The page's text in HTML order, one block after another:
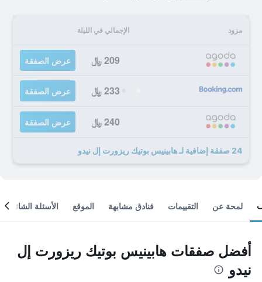
مزود الإجمالي في الليلة
209 ﷼ عرض الصفقة
233 ﷼ عرض الصفقة
240 ﷼ عرض الصفقة
24 صفقة إضافية لـ هابينيس بوتيك ريزورت إل نيدو
لمحة عن التقييمات فنادق مشابهة الموقع الأسئلة الشائعة
أفضل صفقات هابينيس بوتيك ريزورت إل
نيدو